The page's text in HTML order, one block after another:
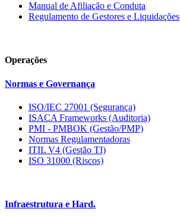
Manual de Afiliação e Conduta
Regulamento de Gestores e Liquidações
Operações
Normas e Governança
ISO/IEC 27001 (Segurança)
ISACA Frameworks (Auditoria)
PMI - PMBOK (Gestão/PMP)
Normas Regulamentadoras
ITIL V4 (Gestão TI)
ISO 31000 (Riscos)
Infraestrutura e Hard.